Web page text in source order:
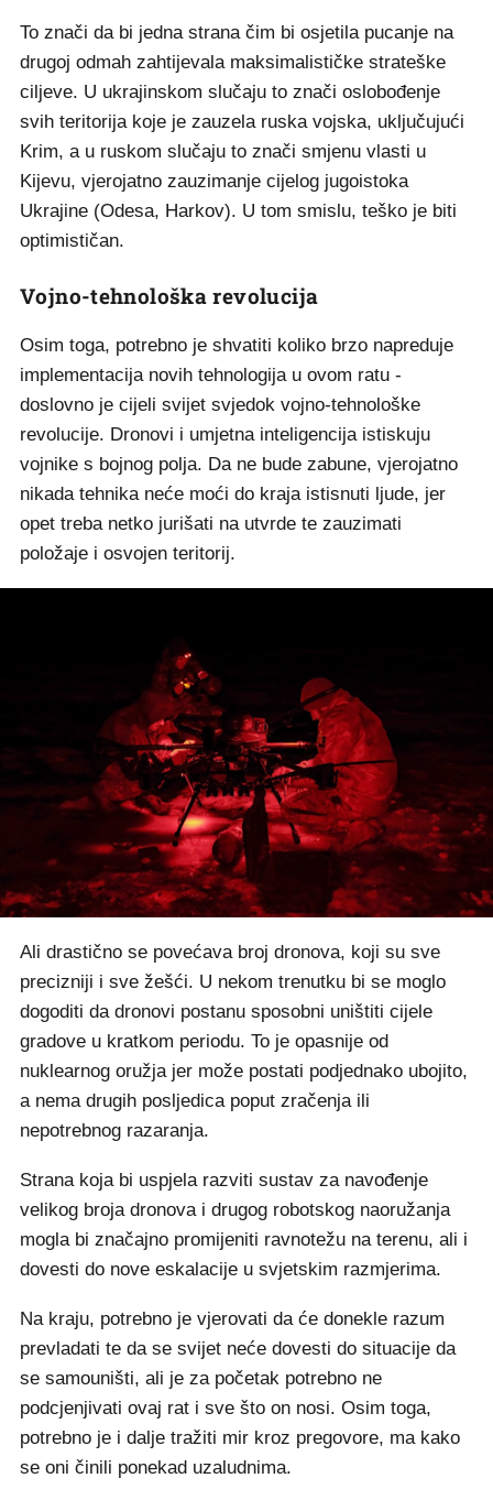
To znači da bi jedna strana čim bi osjetila pucanje na
drugoj odmah zahtijevala maksimalističke strateške
ciljeve. U ukrajinskom slučaju to znači oslobođenje
svih teritorija koje je zauzela ruska vojska, uključujući
Krim, a u ruskom slučaju to znači smjenu vlasti u
Kijevu, vjerojatno zauzimanje cijelog jugoistoka
Ukrajine (Odesa, Harkov). U tom smislu, teško je biti
optimističan.
Vojno-tehnološka revolucija
Osim toga, potrebno je shvatiti koliko brzo napreduje
implementacija novih tehnologija u ovom ratu -
doslovno je cijeli svijet svjedok vojno-tehnološke
revolucije. Dronovi i umjetna inteligencija istiskuju
vojnike s bojnog polja. Da ne bude zabune, vjerojatno
nikada tehnika neće moći do kraja istisnuti ljude, jer
opet treba netko jurišati na utvrde te zauzimati
položaje i osvojen teritorij.
Ali drastično se povećava broj dronova, koji su sve
precizniji i sve žešći. U nekom trenutku bi se moglo
dogoditi da dronovi postanu sposobni uništiti cijele
gradove u kratkom periodu. To je opasnije od
nuklearnog oružja jer može postati podjednako ubojito,
a nema drugih posljedica poput zračenja ili
nepotrebnog razaranja.
Strana koja bi uspjela razviti sustav za navođenje
velikog broja dronova i drugog robotskog naoružanja
mogla bi značajno promijeniti ravnotežu na terenu, ali i
dovesti do nove eskalacije u svjetskim razmjerima.
Na kraju, potrebno je vjerovati da će donekle razum
prevladati te da se svijet neće dovesti do situacije da
se samouništi, ali je za početak potrebno ne
podcjenjivati ovaj rat i sve što on nosi. Osim toga,
potrebno je i dalje tražiti mir kroz pregovore, ma kako
se oni činili ponekad uzaludnima.